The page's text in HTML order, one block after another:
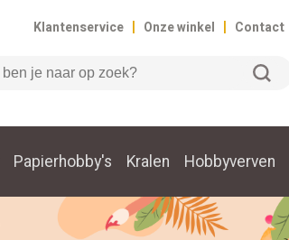
Klantenservice | Onze winkel | Contact
Papierhobby's Kralen Hobbyverven